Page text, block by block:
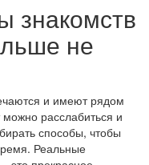
знакомств
не
и имеют рядом
расслабиться и
способы, чтобы
Реальные